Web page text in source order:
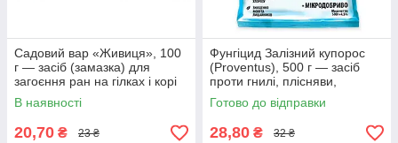
Садовий вар «Живиця», 100
г — засіб (замазка) для
загоєння ран на гілках і корі
дерев
В наявності
20,70 ₴ 23 ₴
Фунгіцид Залізний купорос
(Proventus), 500 г — засіб
проти гнилі, плісняви,
грибкових захворювань
рослин та мохів
Готово до відправки
28,80 ₴ 32 ₴